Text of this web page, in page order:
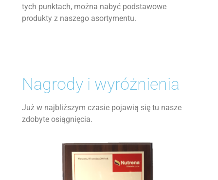
Nawozy
Środki ochrony roślin
Rury i kanalizacja
Kleje
Farby i tynki
tych punktach, można nabyć podstawowe
produkty z naszego asortymentu.
Nagrody i wyróżnienia
Już w najbliższym czasie pojawią się tu nasze
zdobyte osiągnięcia.